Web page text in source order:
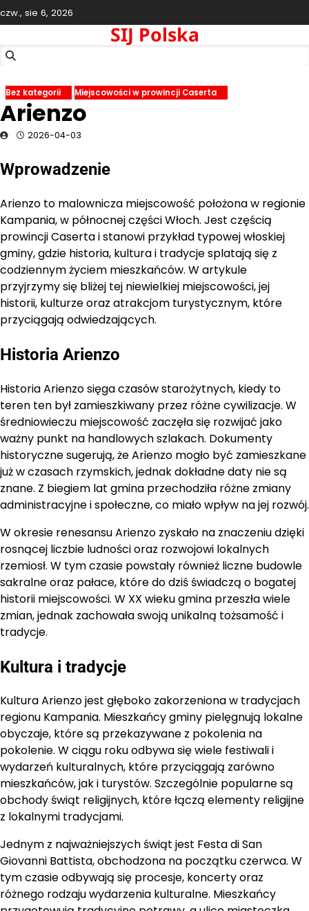
Skip
to
czw., sie 6, 2026
SIJ Polska
Bez kategorii Miejscowości w prowincji Caserta
Arienzo
2026-04-03
Wprowadzenie
Arienzo to malownicza miejscowość położona w regionie
Kampania, w północnej części Włoch. Jest częścią
prowincji Caserta i stanowi przykład typowej włoskiej
gminy, gdzie historia, kultura i tradycje splatają się z
codziennym życiem mieszkańców. W artykule
przyjrzymy się bliżej tej niewielkiej miejscowości, jej
historii, kulturze oraz atrakcjom turystycznym, które
przyciągają odwiedzających.
Historia Arienzo
Historia Arienzo sięga czasów starożytnych, kiedy to
teren ten był zamieszkiwany przez różne cywilizacje. W
średniowieczu miejscowość zaczęła się rozwijać jako
ważny punkt na handlowych szlakach. Dokumenty
historyczne sugerują, że Arienzo mogło być zamieszkane
już w czasach rzymskich, jednak dokładne daty nie są
znane. Z biegiem lat gmina przechodziła różne zmiany
administracyjne i społeczne, co miało wpływ na jej rozwój.
W okresie renesansu Arienzo zyskało na znaczeniu dzięki
rosnącej liczbie ludności oraz rozwojowi lokalnych
rzemiosł. W tym czasie powstały również liczne budowle
sakralne oraz pałace, które do dziś świadczą o bogatej
historii miejscowości. W XX wieku gmina przeszła wiele
zmian, jednak zachowała swoją unikalną tożsamość i
tradycje.
Kultura i tradycje
Kultura Arienzo jest głęboko zakorzeniona w tradycjach
regionu Kampania. Mieszkańcy gminy pielęgnują lokalne
obyczaje, które są przekazywane z pokolenia na
pokolenie. W ciągu roku odbywa się wiele festiwali i
wydarzeń kulturalnych, które przyciągają zarówno
mieszkańców, jak i turystów. Szczególnie popularne są
obchody świąt religijnych, które łączą elementy religijne
z lokalnymi tradycjami.
Jednym z najważniejszych świąt jest Festa di San
Giovanni Battista, obchodzona na początku czerwca. W
tym czasie odbywają się procesje, koncerty oraz
różnego rodzaju wydarzenia kulturalne. Mieszkańcy